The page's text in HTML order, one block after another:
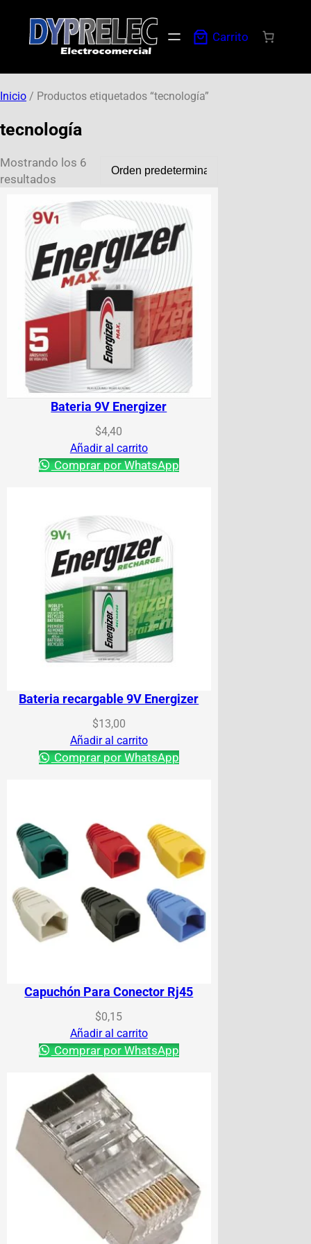
Carrito
Inicio / Productos etiquetados “tecnología”
tecnología
Mostrando los 6
resultados
Bateria 9V Energizer
$4,40
Añadir al carrito
Comprar por WhatsApp
Bateria recargable 9V Energizer
$13,00
Añadir al carrito
Comprar por WhatsApp
Capuchón Para Conector Rj45
$0,15
Añadir al carrito
Comprar por WhatsApp